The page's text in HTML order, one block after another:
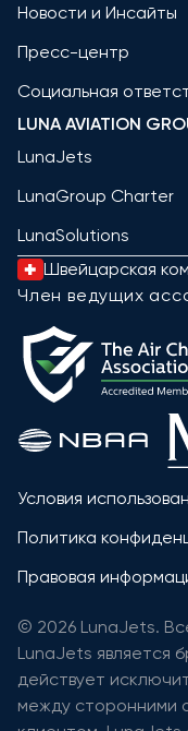
Новости и Инсайты
Пресс-центр
Социальная
LUNA AVIATION
LunaJets
LunaGroup Charter
LunaSolutions
Швейцарская
Член ведущих
Условия
Политика
Правовая
© 2026 LunaJets.
LunaJets является
действует
между сторонними